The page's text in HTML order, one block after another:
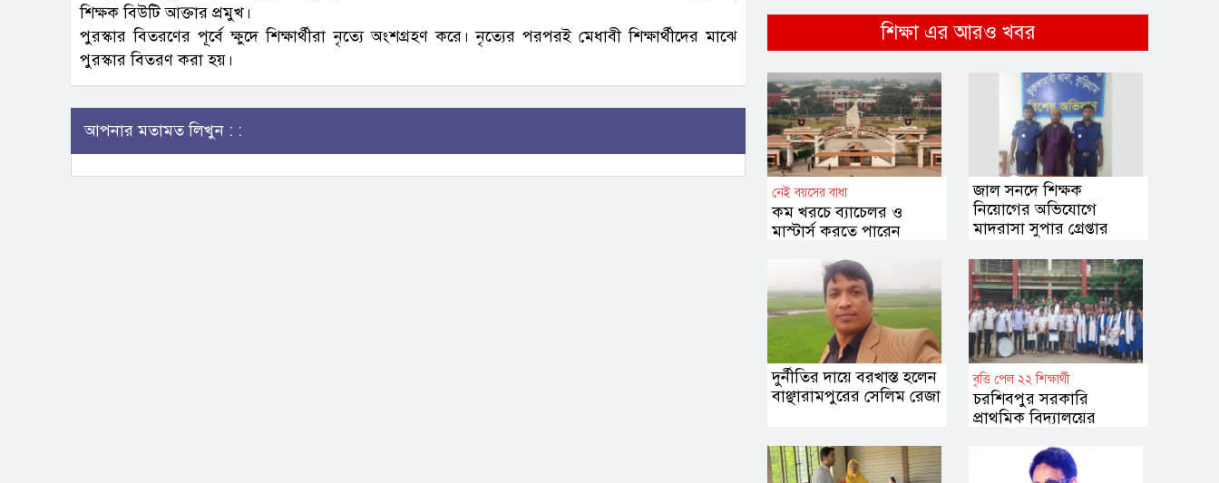
শিক্ষক বিউটি আক্তার প্রমুখ।
পুরস্কার বিতরণের পূর্বে ক্ষুদে শিক্ষার্থীরা নৃত্যে অংশগ্রহণ করে। নৃত্যের পরপরই মেধাবী শিক্ষার্থীদের মাঝে
পুরস্কার বিতরণ করা হয়।
আপনার মতামত লিখুন : :
শিক্ষা এর আরও খবর
নেই বয়সের বাধা
কম খরচে ব্যাচেলর ও
মাস্টার্স করতে পারেন
জাল সনদে শিক্ষক
নিয়োগের অভিযোগে
মাদরাসা সুপার গ্রেপ্তার
দুর্নীতির দায়ে বরখাস্ত হলেন
বাঞ্ছারামপুরের সেলিম রেজা
বৃত্তি পেল ২২ শিক্ষার্থী
চরশিবপুর সরকারি
প্রাথমিক বিদ্যালয়ের